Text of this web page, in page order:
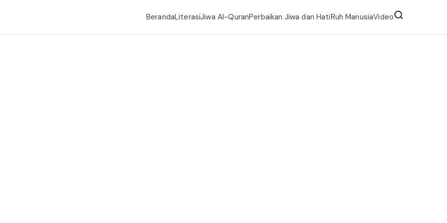
BerandaLiterasiJiwa Al-QuranPerbaikan Jiwa dan HatiRuh ManusiaVideo